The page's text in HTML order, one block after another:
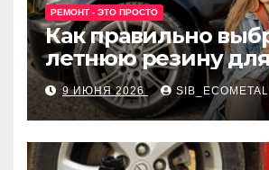
РЕМОНТ - ЭТО ПРОСТО
Как правильно
летнюю резину
машины?
9 ИЮНЯ 2026 SIB_ECOMETAL